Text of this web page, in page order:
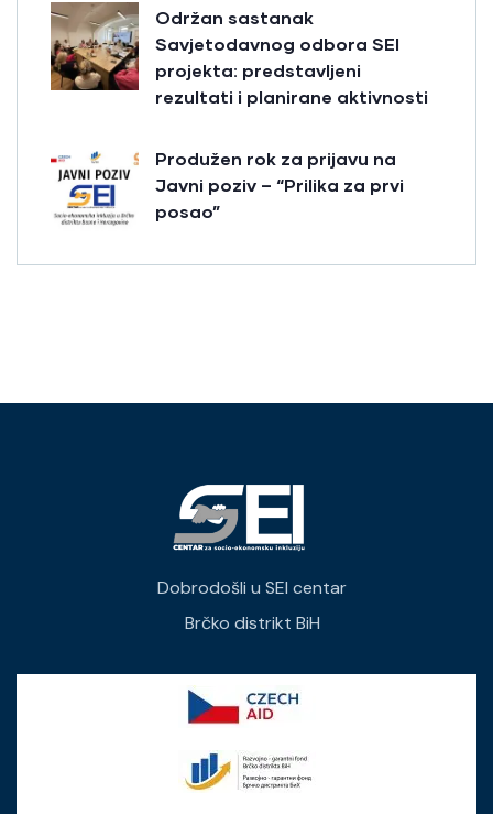
Održan sastanak
Savjetodavnog odbora SEI
projekta: predstavljeni
rezultati i planirane aktivnosti
Produžen rok za prijavu na
Javni poziv – “Prilika za prvi
posao”
Dobrodošli u SEI centar
Brčko distrikt BiH